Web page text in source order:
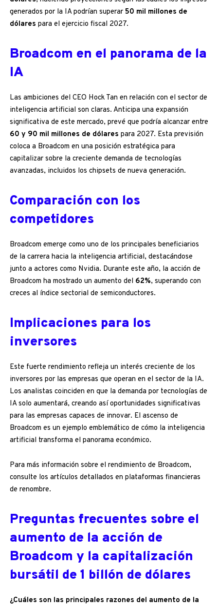
generados por la IA podrían superar 50 mil millones de
dólares para el ejercicio fiscal 2027.
Broadcom en el panorama de la
IA
Las ambiciones del CEO Hock Tan en relación con el sector de
inteligencia artificial son claras. Anticipa una expansión
significativa de este mercado, prevé que podría alcanzar entre
60 y 90 mil millones de dólares para 2027. Esta previsión
coloca a Broadcom en una posición estratégica para
capitalizar sobre la creciente demanda de tecnologías
avanzadas, incluidos los chipsets de nueva generación.
Comparación con los
competidores
Broadcom emerge como uno de los principales beneficiarios
de la carrera hacia la inteligencia artificial, destacándose
junto a actores como Nvidia. Durante este año, la acción de
Broadcom ha mostrado un aumento del 62%, superando con
creces al índice sectorial de semiconductores.
Implicaciones para los
inversores
Este fuerte rendimiento refleja un interés creciente de los
inversores por las empresas que operan en el sector de la IA.
Los analistas coinciden en que la demanda por tecnologías de
IA solo aumentará, creando así oportunidades significativas
para las empresas capaces de innovar. El ascenso de
Broadcom es un ejemplo emblemático de cómo la inteligencia
artificial transforma el panorama económico.
Para más información sobre el rendimiento de Broadcom,
consulte los artículos detallados en plataformas financieras
de renombre.
Preguntas frecuentes sobre el
aumento de la acción de
Broadcom y la capitalización
bursátil de 1 billón de dólares
¿Cuáles son las principales razones del aumento de la